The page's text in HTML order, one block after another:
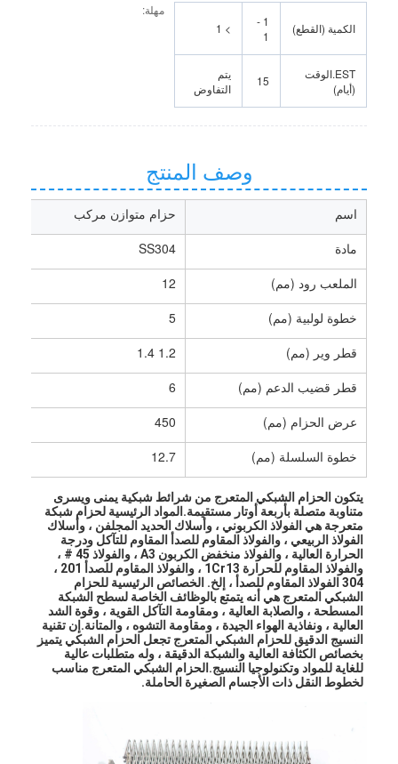
مهلة:
الكمية (القطع)
1 -
1
> 1
EST.الوقت
(أيام)
15
يتم
التفاوض
وصف المنتج
اسم
حزام متوازن مركب
مادة
SS304
الملعب رود (مم)
12
خطوة لولبية (مم)
5
قطر وير (مم)
1.2 1.4
قطر قضيب الدعم (مم)
6
عرض الحزام (مم)
450
خطوة السلسلة (مم)
12.7
لخطوط النقل ذات الأجسام الصغيرة الحاملة.